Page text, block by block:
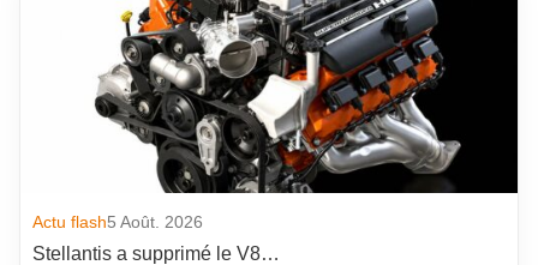
Actu flash5 Août. 2026
Stellantis a supprimé le V8…